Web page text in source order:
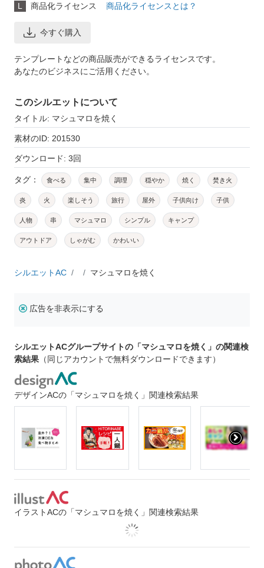
L 商品化ライセンス 商品化ライセンスとは？
今すぐ購入
テンプレートなどの商品販売ができるライセンスです。
あなたのビジネスにご活用ください。
このシルエットについて
タイトル: マシュマロを焼く
素材のID: 201530
ダウンロード: 3回
タグ： 食べる 集中 調理 穏やか 焼く 焚き火
炎 火 楽しそう 旅行 屋外 子供向け 子供
人物 串 マシュマロ シンプル キャンプ
アウトドア しゃがむ かわいい
シルエットAC マシュマロを焼く
広告を非表示にする
シルエットACグループサイトの「マシュマロを焼く」の関連検
索結果 （同じアカウントで無料ダウンロードできます）
デザインACの「マシュマロを焼く」関連検索結果
イラストACの「マシュマロを焼く」関連検索結果